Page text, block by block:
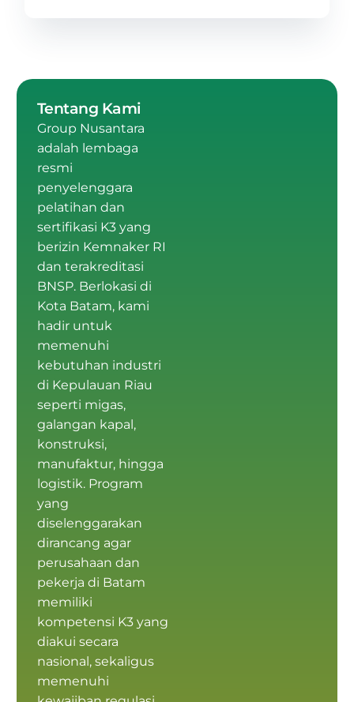
Tentang Kami
Group Nusantara
adalah lembaga
resmi
penyelenggara
pelatihan dan
sertifikasi K3 yang
berizin Kemnaker RI
dan terakreditasi
BNSP. Berlokasi di
Kota Batam, kami
hadir untuk
memenuhi
kebutuhan industri
di Kepulauan Riau
seperti migas,
galangan kapal,
konstruksi,
manufaktur, hingga
logistik. Program
yang
diselenggarakan
dirancang agar
perusahaan dan
pekerja di Batam
memiliki
kompetensi K3 yang
diakui secara
nasional, sekaligus
memenuhi